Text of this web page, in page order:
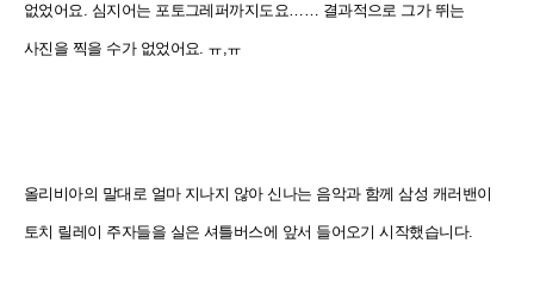
없었어요. 심지어는 포토그레퍼까지도요…… 결과적으로 그가 뛰는
사진을 찍을 수가 없었어요. ㅠ,ㅠ
올리비아의 말대로 얼마 지나지 않아 신나는 음악과 함께 삼성 캐러밴이
토치 릴레이 주자들을 실은 셔틀버스에 앞서 들어오기 시작했습니다.